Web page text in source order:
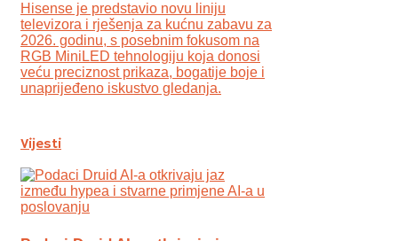
Hisense je predstavio novu liniju
televizora i rješenja za kućnu zabavu za
2026. godinu, s posebnim fokusom na
RGB MiniLED tehnologiju koja donosi
veću preciznost prikaza, bogatije boje i
unaprijeđeno iskustvo gledanja.
Vijesti